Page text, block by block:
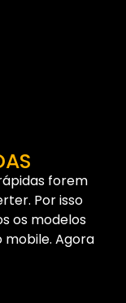
forem
Por isso
os modelos
Agora